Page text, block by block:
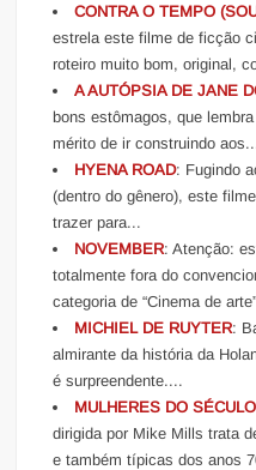
CONTRA O TEMPO
estrela este filme de ficção
roteiro muito bom, original,
A AUTÓPSIA DE JANE
bons estômagos, que
mérito de ir construindo
HYENA ROAD: Fugindo
(dentro do gênero), este
trazer para...
NOVEMBER: Atenção:
totalmente fora do
categoria de “Cinema de
MICHIEL DE RUYTER:
almirante da história da
é surpreendente....
MULHERES DO
dirigida por Mike Mills trata
e também típicas dos anos